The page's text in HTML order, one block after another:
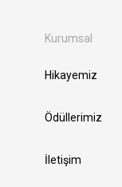
Kurumsal
Hikayemiz
Ödüllerimiz
İletişim